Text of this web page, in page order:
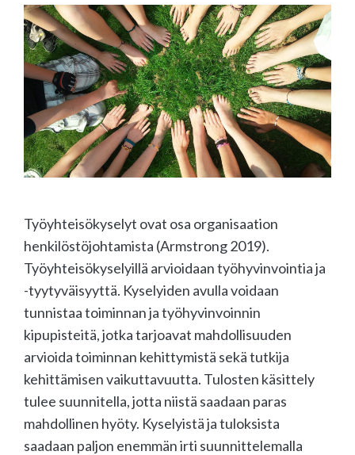
Työyhteisökyselyt ovat osa organisaation
henkilöstöjohtamista (Armstrong 2019).
Työyhteisökyselyillä arvioidaan työhyvinvointia ja
-tyytyväisyyttä. Kyselyiden avulla voidaan
tunnistaa toiminnan ja työhyvinvoinnin
kipupisteitä, jotka tarjoavat mahdollisuuden
arvioida toiminnan kehittymistä sekä tutkija
kehittämisen vaikuttavuutta. Tulosten käsittely
tulee suunnitella, jotta niistä saadaan paras
mahdollinen hyöty. Kyselyistä ja tuloksista
saadaan paljon enemmän irti suunnittelemalla